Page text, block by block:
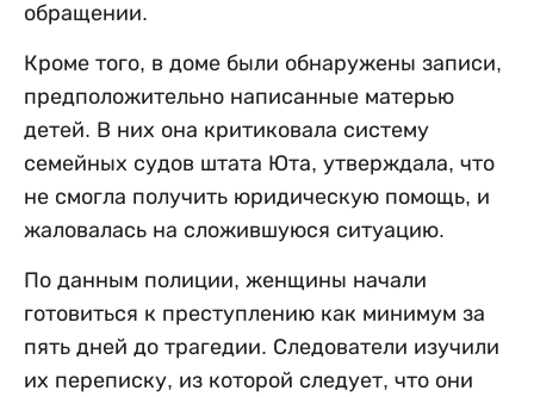
обращении.
Кроме того, в доме были обнаружены записи,
предположительно написанные матерью
детей. В них она критиковала систему
семейных судов штата Юта, утверждала, что
не смогла получить юридическую помощь, и
жаловалась на сложившуюся ситуацию.
По данным полиции, женщины начали
готовиться к преступлению как минимум за
пять дней до трагедии. Следователи изучили
их переписку, из которой следует, что они